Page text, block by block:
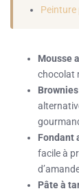
Peinture
Mousse
chocolat
Fondant
facile à
Pâte à